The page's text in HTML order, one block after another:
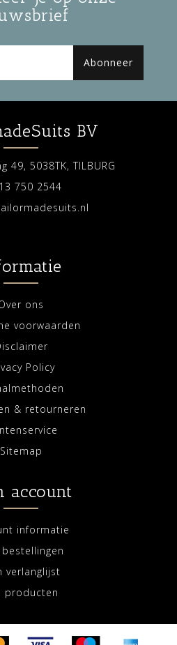
Abonneer
BV
49, 5038TK, TILBURG
750 2544
ons
voorwaarden
Policy
& retourneren
Sitemap
account
informatie
verlanglijst
producten